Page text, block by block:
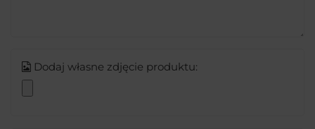
Dodaj własne zdjęcie produktu: